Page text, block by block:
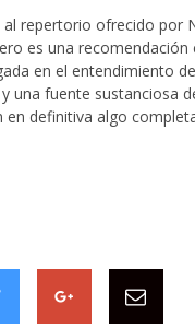
al repertorio ofrecido por
es una recomendación
en el entendimiento
una fuente sustanciosa
en definitiva algo